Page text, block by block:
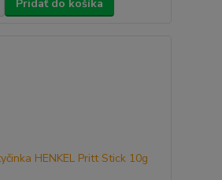
Pridať do košíka